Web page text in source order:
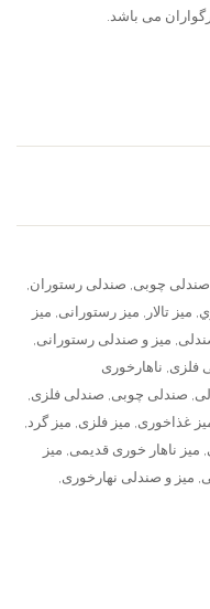
صندلی چوبی, صندلی رستوران,
, میز تالار , میز رستورانی, میز
, میز و صندلی رستورانی,
فلزی, ناهارخوری
, صندلی چوبی, صندلی فلزی,
غذاخوری, میز فلزی, میز گرد,
, میز ناهار خوری قدیمی, میز
, میز و صندلی نهارخوری,